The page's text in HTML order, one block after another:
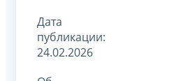
Дата
публикации:
24.02.2026